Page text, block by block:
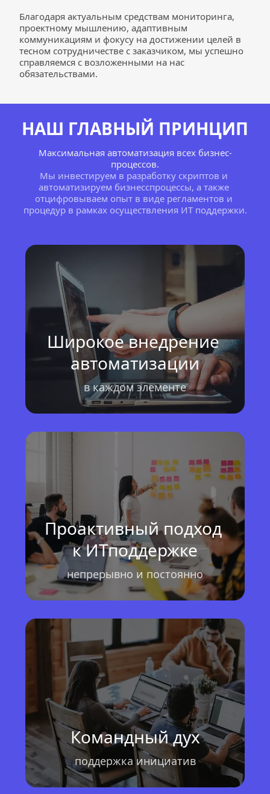
Благодаря актуальным средствам мониторинга,
проектному мышлению, адаптивным
коммуникациям и фокусу на достижении целей в
тесном сотрудничестве с заказчиком, мы успешно
справляемся с возложенными на нас
обязательствами.
НАШ ГЛАВНЫЙ ПРИНЦИП
Максимальная автоматизация всех бизнес-
процессов.
Мы инвестируем в разработку скриптов и
автоматизируем бизнесcпроцессы, а также
отцифровываем опыт в виде регламентов и
процедур в рамках осуществления ИТ поддержки.
Широкое внедрение
автоматизации
в каждом элементе
Проактивный подход
к ИТподдержке
непрерывно и постоянно
Командный дух
поддержка инициатив